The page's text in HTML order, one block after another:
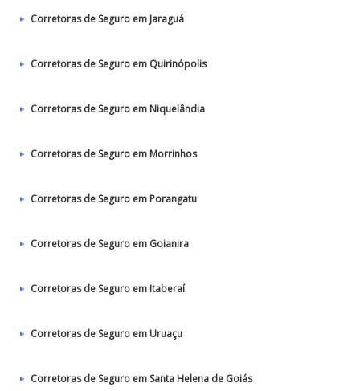
Corretoras de Seguro em Jaraguá
Corretoras de Seguro em Quirinópolis
Corretoras de Seguro em Niquelândia
Corretoras de Seguro em Morrinhos
Corretoras de Seguro em Porangatu
Corretoras de Seguro em Goianira
Corretoras de Seguro em Itaberaí
Corretoras de Seguro em Uruaçu
Corretoras de Seguro em Santa Helena de Goiás